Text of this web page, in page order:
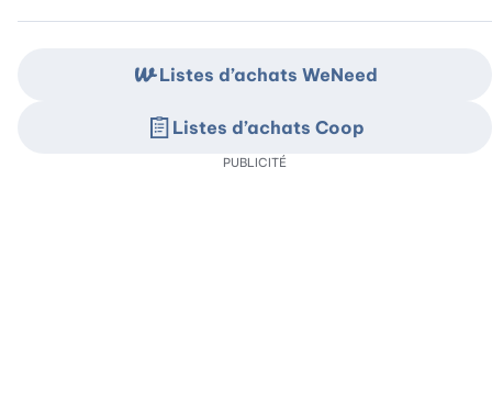
Listes d’achats WeNeed
Listes d’achats Coop
PUBLICITÉ